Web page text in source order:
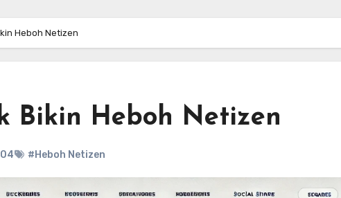
Heboh Netizen
Bikin Heboh Netizen
#Heboh Netizen